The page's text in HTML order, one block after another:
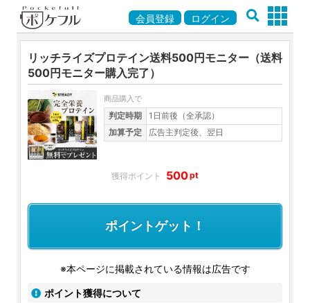
会員登録 ログイン
リッチライズプロテイン送料500円モニター（送料
500円モニター購入完了）
商品購入で
判定時期
1日前後（全承認）
加算予定
広告主判定後、翌日
500pt
ポイントゲット！
※本ページに掲載されている情報は広告です
ポイント獲得について